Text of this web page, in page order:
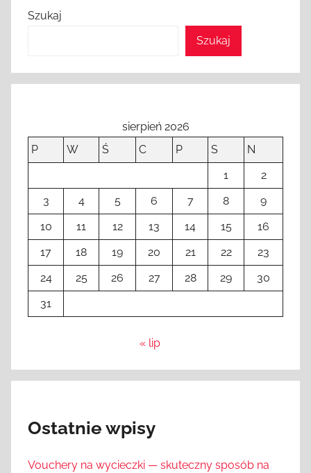
Szukaj
Szukaj
sierpień 2026
P
W Ś C P S
N
1
2
3
4 5 6 7 8
9
10
11 12 13 14 15
16
17
18 19 20 21 22
23
24
25 26 27 28 29
30
31
« lip
Ostatnie wpisy
Vouchery na wycieczki — skuteczny sposób na